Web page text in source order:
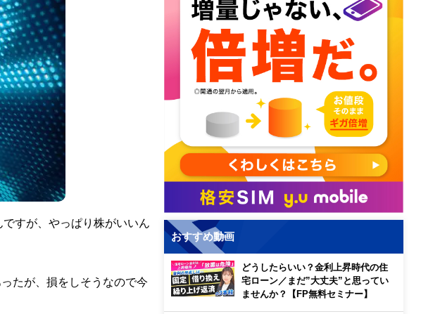
すが、やっぱり株がいいん
たが、損をしそうなので今
おすすめ動画
どうしたらいい？金利上昇時代の住
宅ローン／まだ”大丈夫”と思ってい
ませんか？【FP無料セミナー】